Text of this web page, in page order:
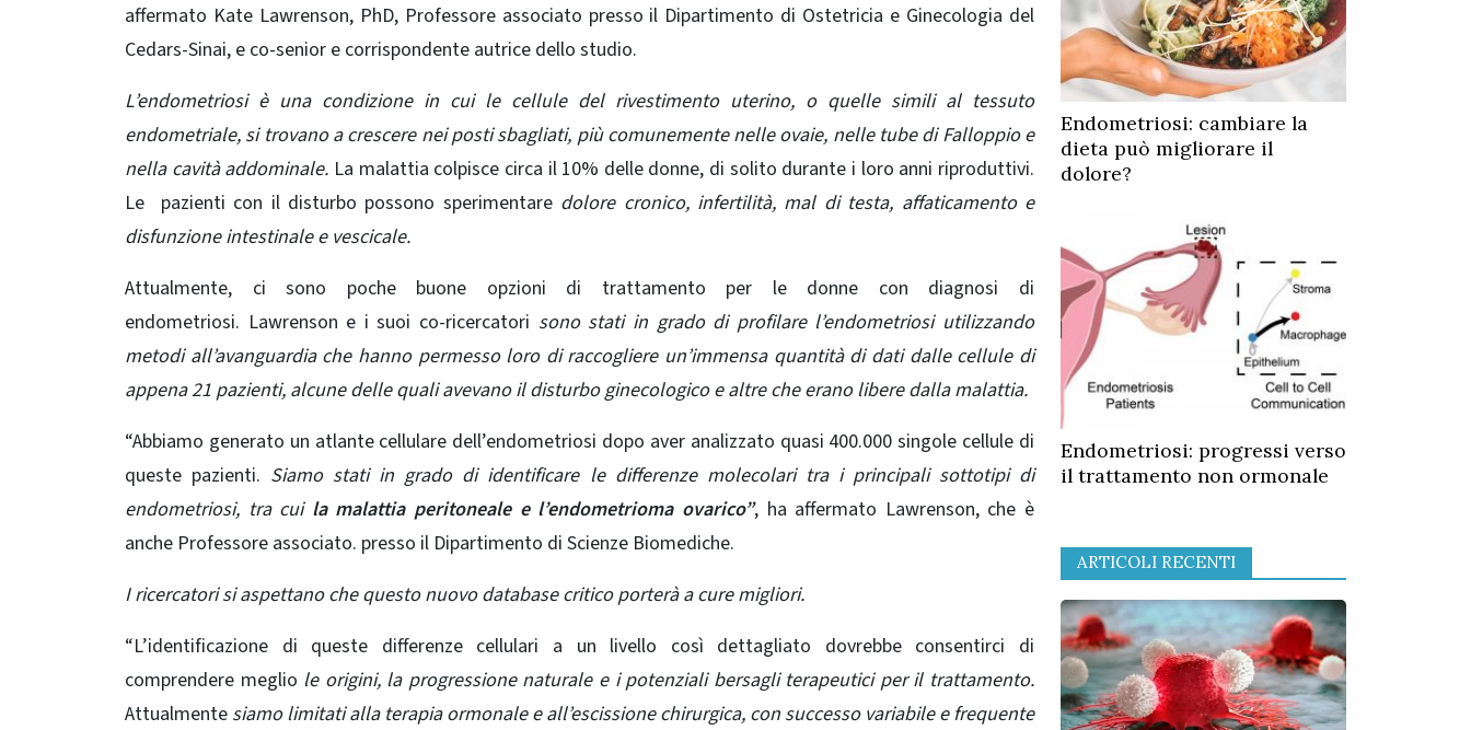
affermato Kate Lawrenson, PhD, Professore associato presso il Dipartimento di Ostetricia e Ginecologia del
Cedars-Sinai, e co-senior e corrispondente autrice dello studio.
L’endometriosi è una condizione in cui le cellule del rivestimento uterino, o quelle simili al tessuto
endometriale, si trovano a crescere nei posti sbagliati, più comunemente nelle ovaie, nelle tube di Falloppio e
nella cavità addominale. La malattia colpisce circa il 10% delle donne, di solito durante i loro anni riproduttivi.
Le pazienti con il disturbo possono sperimentare dolore cronico, infertilità, mal di testa, affaticamento e
disfunzione intestinale e vescicale.
Attualmente, ci sono poche buone opzioni di trattamento per le donne con diagnosi di
endometriosi. Lawrenson e i suoi co-ricercatori sono stati in grado di profilare l’endometriosi utilizzando
metodi all’avanguardia che hanno permesso loro di raccogliere un’immensa quantità di dati dalle cellule di
appena 21 pazienti, alcune delle quali avevano il disturbo ginecologico e altre che erano libere dalla malattia.
“Abbiamo generato un atlante cellulare dell’endometriosi dopo aver analizzato quasi 400.000 singole cellule di
queste pazienti. Siamo stati in grado di identificare le differenze molecolari tra i principali sottotipi di
endometriosi, tra cuila malattia peritoneale e l’endometrioma ovarico”, ha affermato Lawrenson, che è
anche Professore associato. presso il Dipartimento di Scienze Biomediche.
I ricercatori si aspettano che questo nuovo database critico porterà a cure migliori.
“L’identificazione di queste differenze cellulari a un livello così dettagliato dovrebbe consentirci di
comprendere meglio le origini, la progressione naturale e i potenziali bersagli terapeutici per il trattamento.
Attualmente siamo limitati alla terapia ormonale e all’escissione chirurgica, con successo variabile e frequente
Endometriosi: cambiare la
dieta può migliorare il
dolore?
Endometriosi: progressi verso
il trattamento non ormonale
ARTICOLI RECENTI